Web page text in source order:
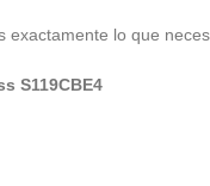
lo que
S119CBE4